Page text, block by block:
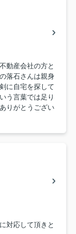
動産会社の方と
落石さんは親身
に自宅を探して
う言葉では足り
りがとうござい
対応して頂きと